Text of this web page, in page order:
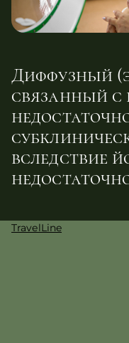
Диффузный
связанный с
вследствие
TravelLine